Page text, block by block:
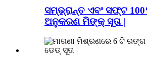
ସମ୍ଭ୍ରାନ୍ତ ଏବଂ ସଫ୍ଟ
ଅନୁକରଣ ମିଙ୍କ୍ ସୂତା |